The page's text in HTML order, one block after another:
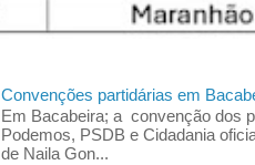
Convenções partidárias em
Em Bacabeira; a convenção dos
Podemos, PSDB e Cidadania
de Naila Gon...